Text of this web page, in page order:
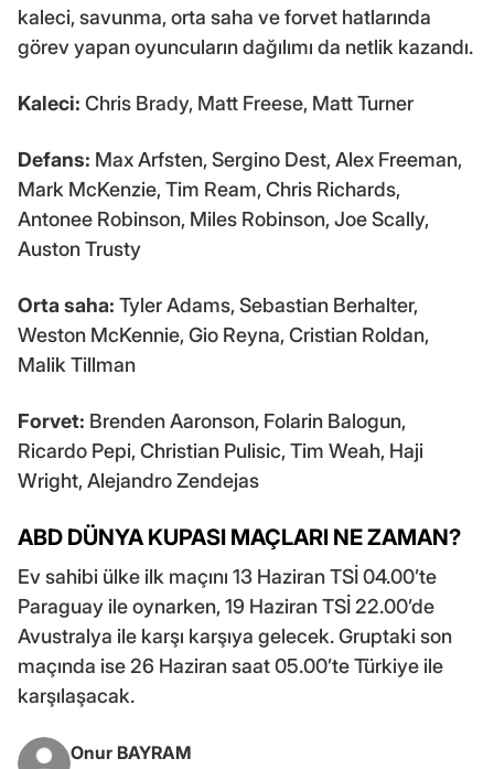
kaleci, savunma, orta saha ve forvet hatlarında
görev yapan oyuncuların dağılımı da netlik kazandı.
Kaleci: Chris Brady, Matt Freese, Matt Turner
Defans: Max Arfsten, Sergino Dest, Alex Freeman,
Mark McKenzie, Tim Ream, Chris Richards,
Antonee Robinson, Miles Robinson, Joe Scally,
Auston Trusty
Orta saha: Tyler Adams, Sebastian Berhalter,
Weston McKennie, Gio Reyna, Cristian Roldan,
Malik Tillman
Forvet: Brenden Aaronson, Folarin Balogun,
Ricardo Pepi, Christian Pulisic, Tim Weah, Haji
Wright, Alejandro Zendejas
ABD DÜNYA KUPASI MAÇLARI NE ZAMAN?
Ev sahibi ülke ilk maçını 13 Haziran TSİ 04.00’te
Paraguay ile oynarken, 19 Haziran TSİ 22.00’de
Avustralya ile karşı karşıya gelecek. Gruptaki son
maçında ise 26 Haziran saat 05.00’te Türkiye ile
karşılaşacak.
Onur BAYRAM